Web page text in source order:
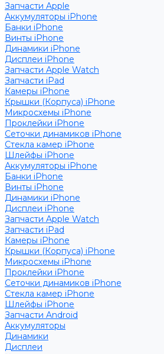
Запчасти Apple
Аккумуляторы iPhone
Банки iPhone
Винты iPhone
Динамики iPhone
Дисплеи iPhone
Запчасти Apple Watch
Запчасти iPad
Камеры iPhone
Крышки (Корпуса) iPhone
Микросхемы iPhone
Проклейки iPhone
Сеточки динамиков iPhone
Стекла камер iPhone
Шлейфы iPhone
Аккумуляторы iPhone
Банки iPhone
Винты iPhone
Динамики iPhone
Дисплеи iPhone
Запчасти Apple Watch
Запчасти iPad
Камеры iPhone
Крышки (Корпуса) iPhone
Микросхемы iPhone
Проклейки iPhone
Сеточки динамиков iPhone
Стекла камер iPhone
Шлейфы iPhone
Запчасти Android
Аккумуляторы
Динамики
Дисплеи